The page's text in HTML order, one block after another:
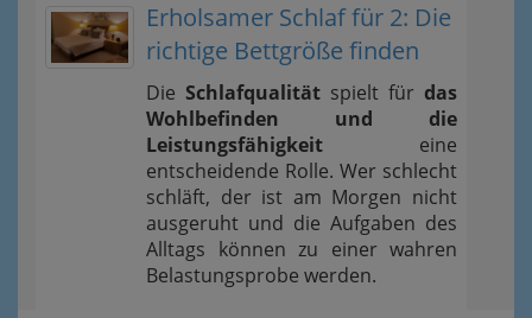
Erholsamer Schlaf für 2: Die
richtige Bettgröße finden
Die Schlafqualität spielt für das
Wohlbefinden und die
Leistungsfähigkeit eine
entscheidende Rolle. Wer schlecht
schläft, der ist am Morgen nicht
ausgeruht und die Aufgaben des
Alltags können zu einer wahren
Belastungsprobe werden.